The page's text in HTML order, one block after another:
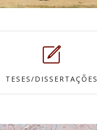
TESES/DISSERTAÇÕES